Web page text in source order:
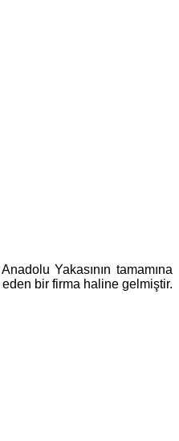
Yakasının tamamına
bir firma haline gelmiştir.